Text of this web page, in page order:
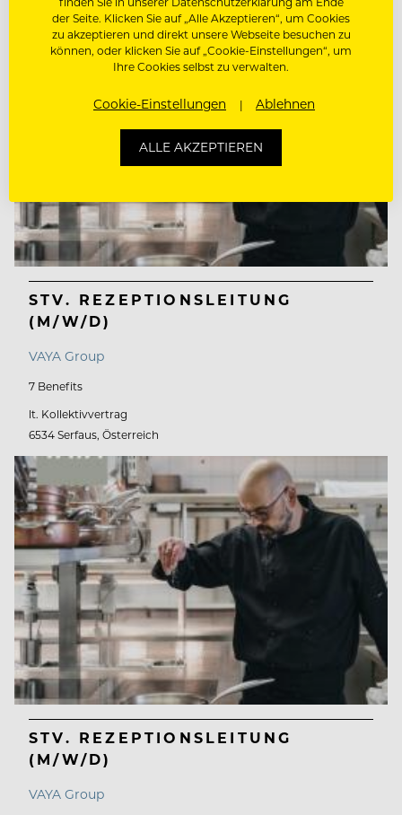
STV. REZEPTIONSLEITUNG
(M/W/D)
VAYA Group
7 Benefits
lt. Kollektivvertrag
6534 Serfaus, Österreich
STV. REZEPTIONSLEITUNG
(M/W/D)
VAYA Group
der Seite. Klicken Sie auf „Alle Akzeptieren“, um Cookies
zu akzeptieren und direkt unsere Webseite besuchen zu
können, oder klicken Sie auf „Cookie-Einstellungen“, um
Ihre Cookies selbst zu verwalten.
Cookie-Einstellungen Ablehnen
ALLE AKZEPTIEREN